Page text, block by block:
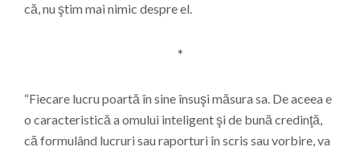
că, nu ştim mai nimic despre el.
*
“Fiecare lucru poartă în sine însuşi măsura sa. De aceea e
o caracteristică a omului inteligent şi de bună credinţă,
că formulând lucruri sau raporturi în scris sau vorbire, va